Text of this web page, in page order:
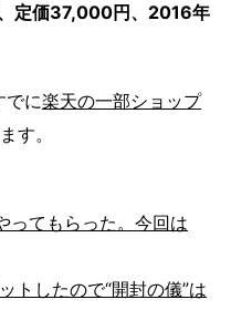
定価37,000円、2016年
でに楽天の一部ショップ
す。
ってもらった。今回は
トしたので“開封の儀”は